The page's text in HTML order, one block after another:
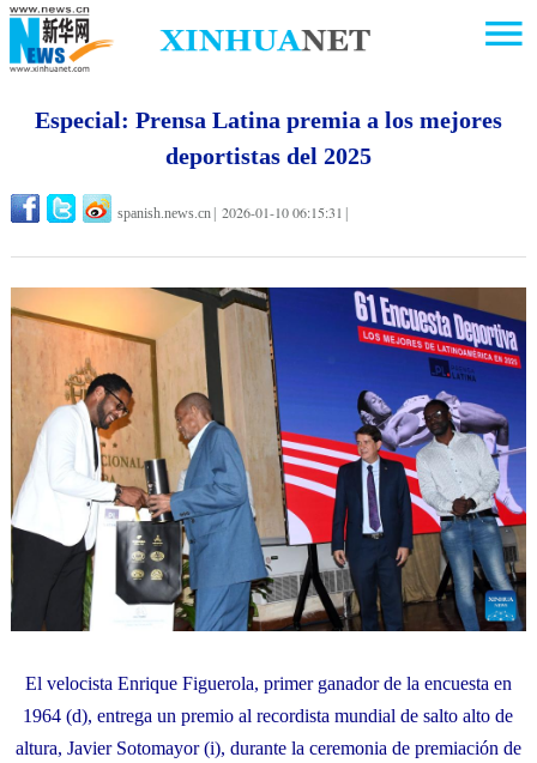
Especial: Prensa Latina premia a los mejores
deportistas del 2025
spanish.news.cn 2026-01-10 06:15:31
El velocista Enrique Figuerola, primer ganador de la encuesta en
1964 (d), entrega un premio al recordista mundial de salto alto de
altura, Javier Sotomayor (i), durante la ceremonia de premiación de